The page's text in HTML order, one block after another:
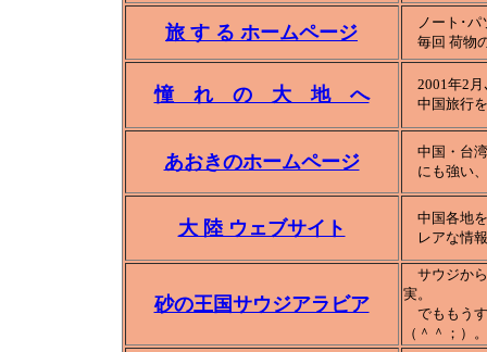
旅 す る ホームページ
ノート･パ
毎回 荷物
憧 れ の 大 地 へ
2001年2月
中国旅行を
あおきのホームページ
中国・台湾
にも強い、
大 陸 ウェブサイト
中国各地を
レアな情
砂の王国サウジアラビア
サウジから
実。
でももうす
（＾＾；）。